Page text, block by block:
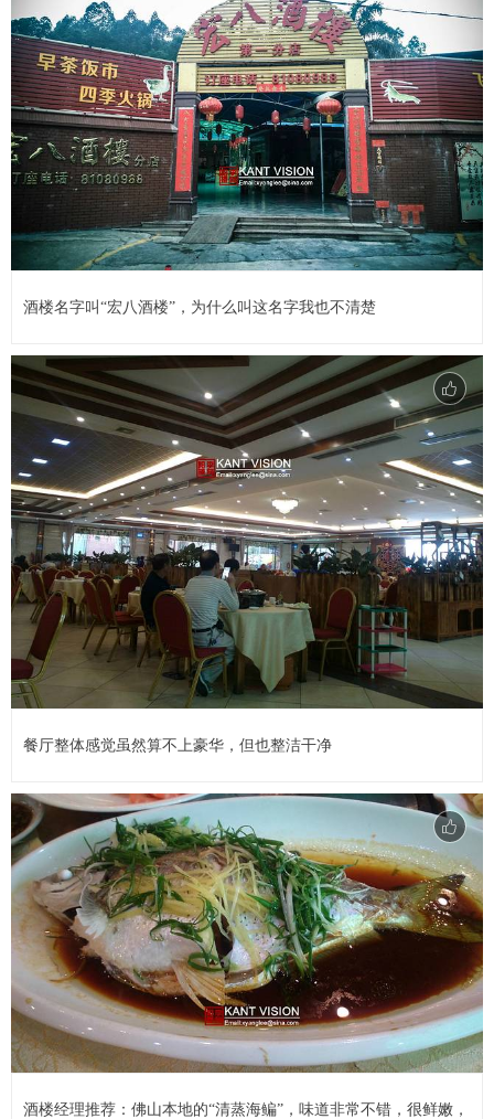
酒楼名字叫“宏八酒楼”，为什么叫这名字我也不清楚
餐厅整体感觉虽然算不上豪华，但也整洁干净
酒楼经理推荐：佛山本地的“清蒸海鳊”，味道非常不错，很鲜嫩，